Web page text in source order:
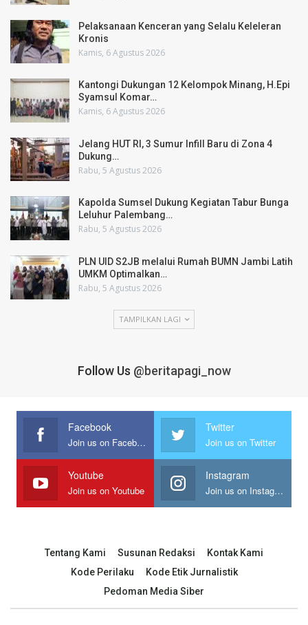
Pelaksanaan Kenceran yang Selalu Keleleran
Kronis
Kamis, 6 Agustus 2026
Kantongi Dukungan 12 Kelompok Minang, H.Epi
Syamsul Komar…
Kamis, 6 Agustus 2026
Jelang HUT RI, 3 Sumur Infill Baru di Zona 4
Dukung…
Rabu, 5 Agustus 2026
Kapolda Sumsel Dukung Kegiatan Tabur Bunga
Leluhur Palembang…
Rabu, 5 Agustus 2026
PLN UID S2JB melalui Rumah BUMN Jambi Latih
UMKM Optimalkan…
Rabu, 5 Agustus 2026
TAMPILKAN LAGI
Follow Us @beritapagi_now
Facebook
Join us on Facebook
Twitter
Join us on Twitter
Youtube
Join us on Youtube
Instagram
Join us on Instagram
Tentang Kami Susunan Redaksi
Kontak Kami
Kode Perilaku
Kode Etik Jurnalistik
Pedoman Media Siber